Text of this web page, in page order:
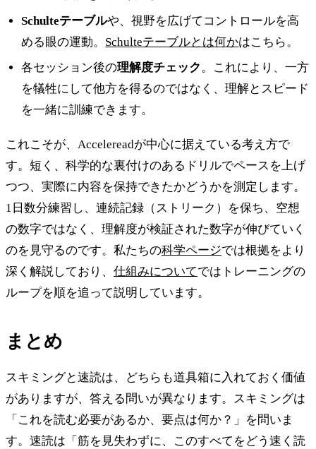
Schulteテーブルや、視野を広げてコントロールを高
める眼の運動。 Schulteテーブルとは何かはこちら。
各セッション後の理解度チェック。これにより、一方
を犠牲にして他方を得るのではなく、理解とスピード
を一緒に訓練できます。
これこそが、Accelereadが中心に据えている考え方で
す。短く、科学的な裏付けのあるドリルでペースを上げ
つつ、実際に内容を保持できたかどうかを測定します。
1日数分練習し、連続記録（ストリーク）を保ち、空想
の数字ではなく、理解度が検証された数字が伸びていく
のを見守るのです。私たちの科学ページでは根拠をより
深く解説しており、 仕組みについてではトレーニングの
ループを順を追って説明しています。
まとめ
スキミングと速読は、どちらも道具箱に入れておく価値
がありますが、答える問いが異なります。スキミングは
「これを読む必要があるか、要点は何か？」を問いま
す。速読は「筋を見失わずに、このすべてをどう速く読